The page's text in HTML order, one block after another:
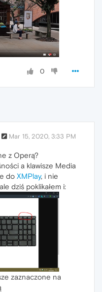
0
Mar 15, 2020, 3:33 PM
z Operą?
a klawisze Media
do XMPlay, i nie
dziś poklikałem i:
zaznaczone na